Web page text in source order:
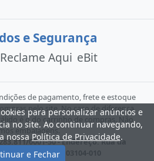
e Segurança
Reclame Aqui eBit
de pagamento, frete e estoque
pelo site. No caso de diferença
é o do carrinho de compras. Não
embalagens.
0001-50 - Endereço: Rua da
Paulo - SP - CEP: 03104-010
para personalizar anúncios e
no site. Ao continuar navegando,
nossa Política de Privacidade.
Continuar e Fechar